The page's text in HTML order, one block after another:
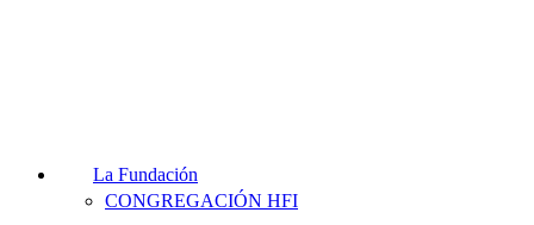
La Fundación
CONGREGACIÓN HFI